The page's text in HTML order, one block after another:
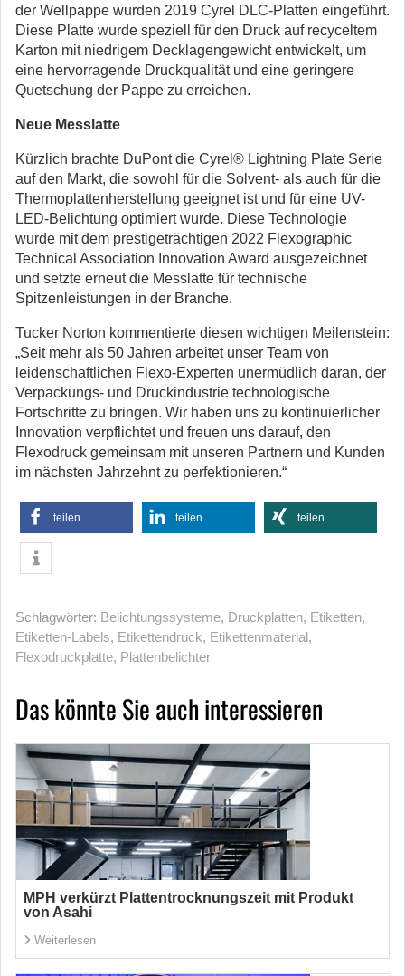
der Wellpappe wurden 2019 Cyrel DLC-Platten eingeführt.
Diese Platte wurde speziell für den Druck auf recyceltem
Karton mit niedrigem Decklagengewicht entwickelt, um
eine hervorragende Druckqualität und eine geringere
Quetschung der Pappe zu erreichen.
Neue Messlatte
Kürzlich brachte DuPont die Cyrel® Lightning Plate Serie
auf den Markt, die sowohl für die Solvent- als auch für die
Thermoplattenherstellung geeignet ist und für eine UV-
LED-Belichtung optimiert wurde. Diese Technologie
wurde mit dem prestigeträchtigen 2022 Flexographic
Technical Association Innovation Award ausgezeichnet
und setzte erneut die Messlatte für technische
Spitzenleistungen in der Branche.
Tucker Norton kommentierte diesen wichtigen Meilenstein:
„Seit mehr als 50 Jahren arbeitet unser Team von
leidenschaftlichen Flexo-Experten unermüdlich daran, der
Verpackungs- und Druckindustrie technologische
Fortschritte zu bringen. Wir haben uns zu kontinuierlicher
Innovation verpflichtet und freuen uns darauf, den
Flexodruck gemeinsam mit unseren Partnern und Kunden
im nächsten Jahrzehnt zu perfektionieren.“
teilen teilen teilen
Schlagwörter: Belichtungssysteme, Druckplatten, Etiketten,
Etiketten-Labels, Etikettendruck, Etikettenmaterial,
Flexodruckplatte, Plattenbelichter
Das könnte Sie auch interessieren
MPH verkürzt Plattentrocknungszeit mit Produkt
von Asahi
Weiterlesen